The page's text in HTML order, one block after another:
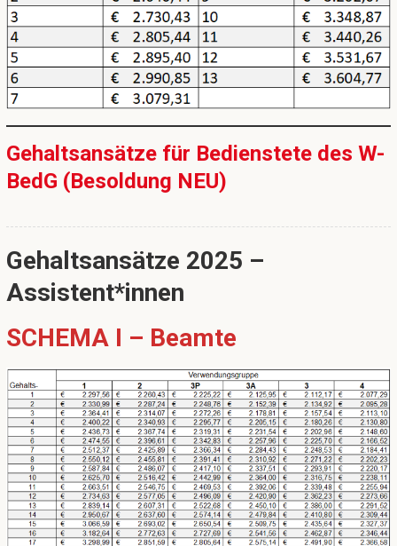
Gehaltsansätze für Bedienstete des W-
BedG (Besoldung NEU)
Gehaltsansätze 2025 –
Assistent*innen
SCHEMA I – Beamte